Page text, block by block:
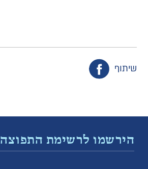
שיתוף
הירשמו לרשימת התפוצה